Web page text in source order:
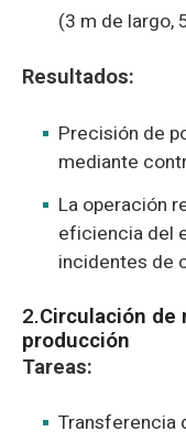
(3 m de largo,
Resultados:
Precisión de
mediante
La operación
eficiencia del
incidentes de
2.Circulación de
producción
Tareas:
Transferencia